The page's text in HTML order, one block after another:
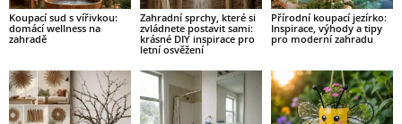
Koupací sud s vířivkou:
domácí wellness na
zahradě
Zahradní sprchy, které si
zvládnete postavit sami:
krásné DIY inspirace pro
letní osvěžení
Přírodní koupací jezírko:
Inspirace, výhody a tipy
pro moderní zahradu